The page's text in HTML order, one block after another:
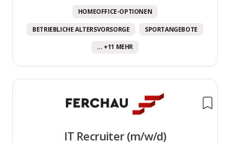
HOMEOFFICE-OPTIONEN
BETRIEBLICHE ALTERSVORSORGE SPORTANGEBOTE
... +11 MEHR
IT Recruiter (m/w/d)